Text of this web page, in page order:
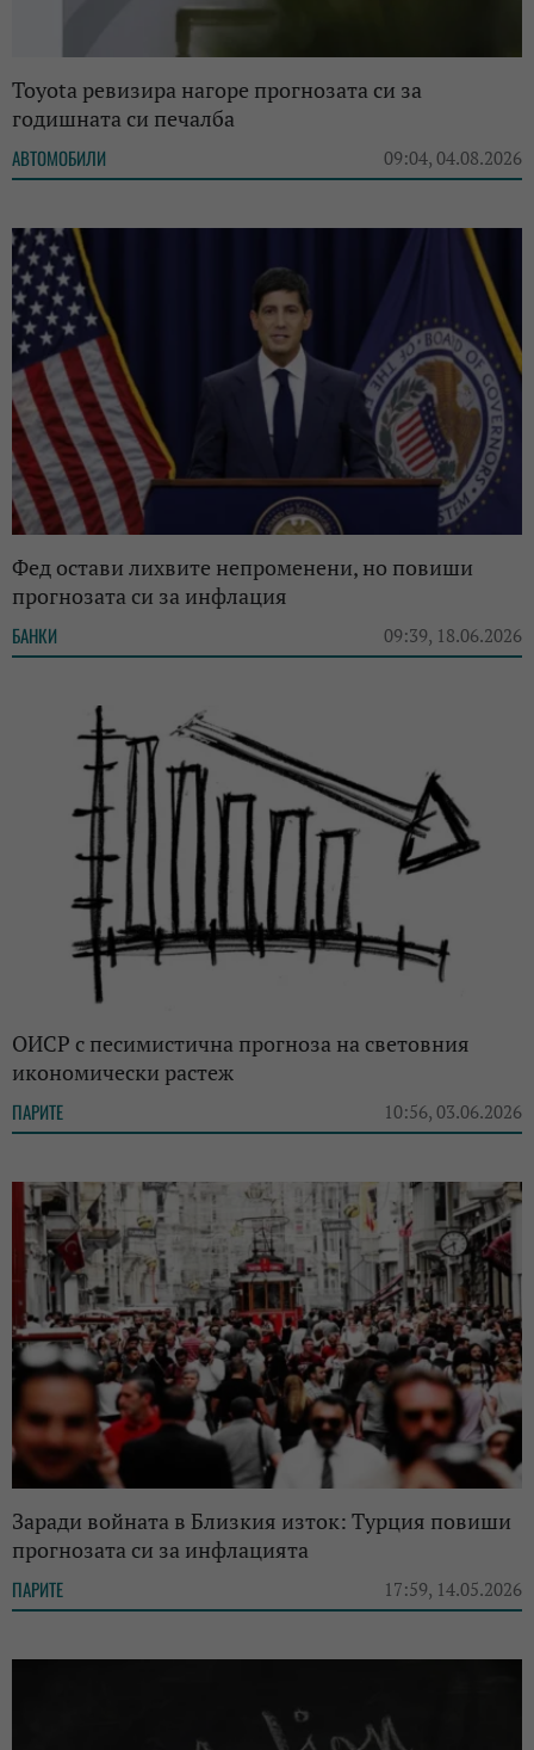
Toyota ревизира нагоре прогнозата си за
годишната си печалба
АВТОМОБИЛИ 09:04, 04.08.2026
Фед остави лихвите непроменени, но повиши
прогнозата си за инфлация
БАНКИ 09:39, 18.06.2026
ОИСР с песимистична прогноза на световния
икономически растеж
ПАРИТЕ 10:56, 03.06.2026
Заради войната в Близкия изток: Турция повиши
прогнозата си за инфлацията
ПАРИТЕ 17:59, 14.05.2026